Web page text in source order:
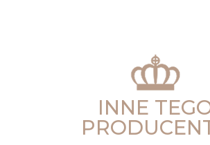
INNE